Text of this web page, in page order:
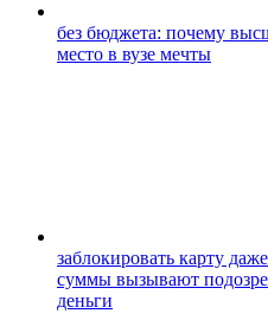
без бюджета: почему
место в вузе мечты
заблокировать карту
суммы вызывают
деньги